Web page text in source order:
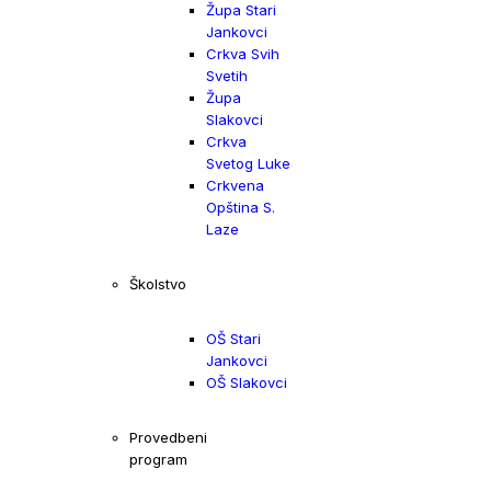
Župa Stari
Jankovci
Crkva Svih
Svetih
Župa
Slakovci
Crkva
Svetog Luke
Crkvena
Opština S.
Laze
Školstvo
OŠ Stari
Jankovci
OŠ Slakovci
Provedbeni
program